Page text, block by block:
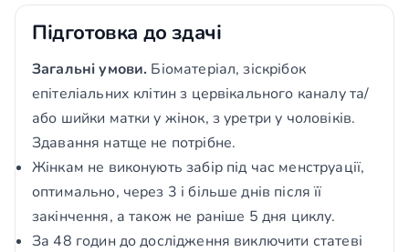
Підготовка до здачі
Загальні умови. Біоматеріал, зіскрібок
епітеліальних клітин з цервікального каналу та/
або шийки матки у жінок, з уретри у чоловіків.
Здавання натще не потрібне.
Жінкам не виконують забір під час менструації,
оптимально, через 3 і більше днів після її
закінчення, а також не раніше 5 дня циклу.
За 48 годин до дослідження виключити статеві